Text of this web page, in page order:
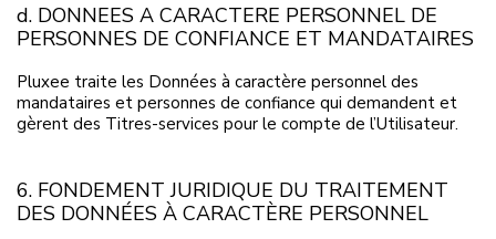
d. DONNEES A CARACTERE PERSONNEL DE
PERSONNES DE CONFIANCE ET MANDATAIRES
Pluxee traite les Données à caractère personnel des
mandataires et personnes de confiance qui demandent et
gèrent des Titres-services pour le compte de l’Utilisateur.
6. FONDEMENT JURIDIQUE DU TRAITEMENT
DES DONNÉES À CARACTÈRE PERSONNEL